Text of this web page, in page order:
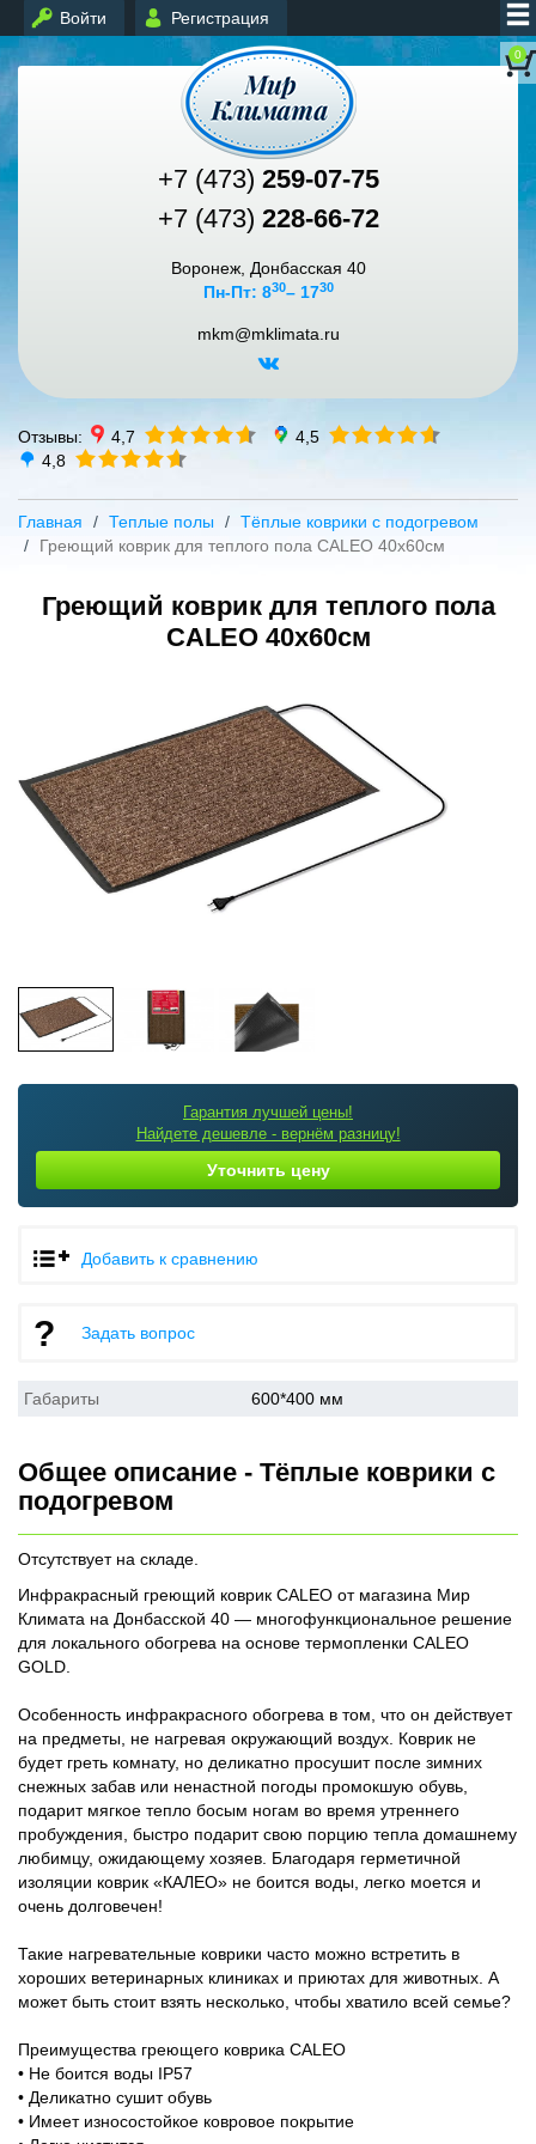
Войти Регистрация
0
+7 (473) 259-07-75
+7 (473) 228-66-72
Воронеж, Донбасская 40
Пн-Пт: 830– 1730
mkm@mklimata.ru
Отзывы: 4,7
4,5
4,8
Главная Теплые полы
Тёплые коврики с подогревом
Греющий коврик для теплого пола CALEO 40х60см
Греющий коврик для теплого пола
CALEO 40х60см
Гарантия лучшей цены!
Найдете дешевле - вернём разницу!
Уточнить цену
Добавить к сравнению
Задать вопрос
Габариты 600*400 мм
Общее описание - Тёплые коврики с
подогревом
Отсутствует на складе.
Инфракрасный греющий коврик CALEO от магазина Мир
Климата на Донбасской 40 — многофункциональное решение
для локального обогрева на основе термопленки CALEO
GOLD.
Особенность инфракрасного обогрева в том, что он действует
на предметы, не нагревая окружающий воздух. Коврик не
будет греть комнату, но деликатно просушит после зимних
снежных забав или ненастной погоды промокшую обувь,
подарит мягкое тепло босым ногам во время утреннего
пробуждения, быстро подарит свою порцию тепла домашнему
любимцу, ожидающему хозяев. Благодаря герметичной
изоляции коврик «КАЛЕО» не боится воды, легко моется и
очень долговечен!
Такие нагревательные коврики часто можно встретить в
хороших ветеринарных клиниках и приютах для животных. А
может быть стоит взять несколько, чтобы хватило всей семье?
Преимущества греющего коврика CALEO
• Не боится воды IP57
• Деликатно сушит обувь
• Имеет износостойкое ковровое покрытие